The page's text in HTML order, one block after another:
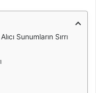
Sunumların Sırrı